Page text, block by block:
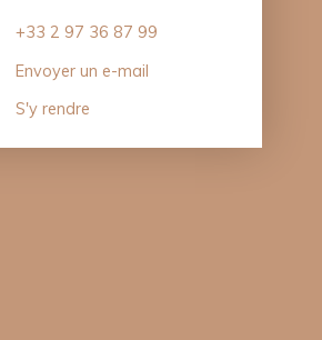
+33 2 97 36 87 99
Envoyer un e-mail
S'y rendre